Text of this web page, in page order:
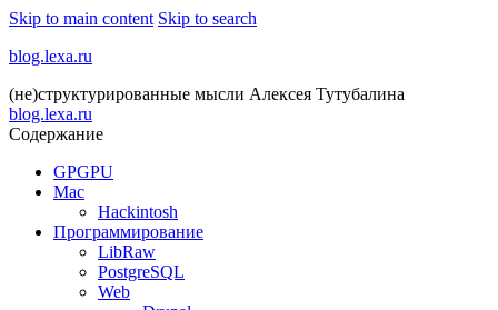
Skip to main content Skip to search
blog.lexa.ru
(не)структурированные мысли Алексея Тутубалина
blog.lexa.ru
Содержание
GPGPU
Mac
Hackintosh
Программирование
LibRaw
PostgreSQL
Web